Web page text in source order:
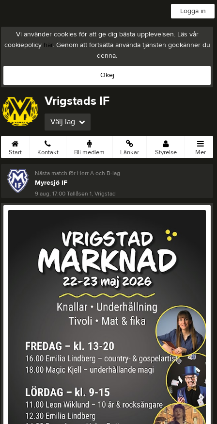
Logga in
Vi använder cookies för att ge dig bästa upplevelsen. Läs vår
cookiepolicy här. Genom att fortsätta använda tjänsten godkänner du
denna.
Okej
Vrigstads IF
Välj lag
Start Kontakt Bli medlem Länkar Styrelse Mer
Nästa match för Herr A och B-lag
Myresjö IF
9 aug, 17:00Tallåsen 1, Vrigstad